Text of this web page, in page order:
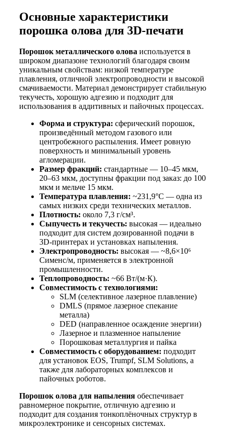
Основные характеристики
порошка олова для 3D-печати
Порошок металлического олова используется в
широком диапазоне технологий благодаря своим
уникальным свойствам: низкой температуре
плавления, отличной электропроводности и высокой
смачиваемости. Материал демонстрирует стабильную
текучесть, хорошую адгезию и подходит для
использования в аддитивных и пайочных процессах.
Форма и структура: сферический порошок,
произведённый методом газового или
центробежного распыления. Имеет ровную
поверхность и минимальный уровень
агломерации.
Размер фракций: стандартные — 10–45 мкм,
20–63 мкм, доступны фракции под заказ: до 100
мкм и мельче 15 мкм.
Температура плавления: ~231,9°C — одна из
самых низких среди технических металлов.
Плотность: около 7,3 г/см³.
Сыпучесть и текучесть: высокая — идеально
подходит для систем дозированной подачи в
3D-принтерах и установках напыления.
Электропроводность: высокая — ~8,6×10⁶
Сименс/м, применяется в электронной
промышленности.
Теплопроводность: ~66 Вт/(м·К).
Совместимость с технологиями:
SLM (селективное лазерное плавление)
DMLS (прямое лазерное спекание
металла)
DED (направленное осаждение энергии)
Лазерное и плазменное напыление
Порошковая металлургия и пайка
Совместимость с оборудованием: подходит
для установок EOS, Trumpf, SLM Solutions, а
также для лабораторных комплексов и
пайочных роботов.
Порошок олова для напыления обеспечивает
равномерное покрытие, отличную адгезию и
подходит для создания тонкоплёночных структур в
микроэлектронике и сенсорных системах.